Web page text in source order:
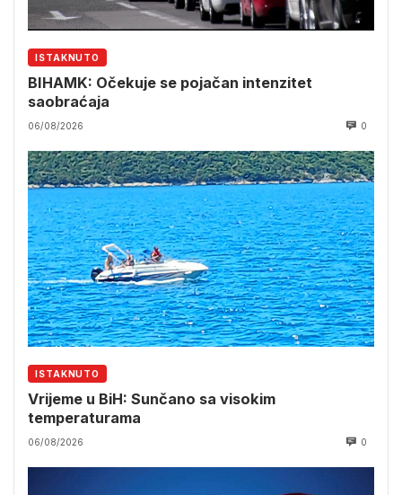
ISTAKNUTO
BIHAMK: Očekuje se pojačan intenzitet
saobraćaja
06/08/2026 0
ISTAKNUTO
Vrijeme u BiH: Sunčano sa visokim
temperaturama
06/08/2026 0